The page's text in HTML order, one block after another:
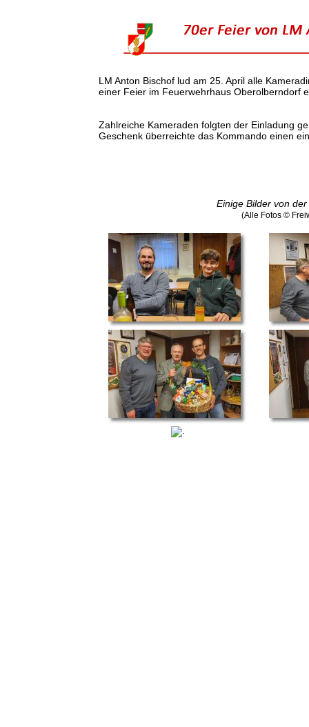
LM Anton Bischof lud am 25. April alle
einer Feier im Feuerwehrhaus Oberolberndorf
Zahlreiche Kameraden folgten der Einladung
Geschenk überreichte das Kommando einen
Einige Bilder von
(Alle Fotos ©